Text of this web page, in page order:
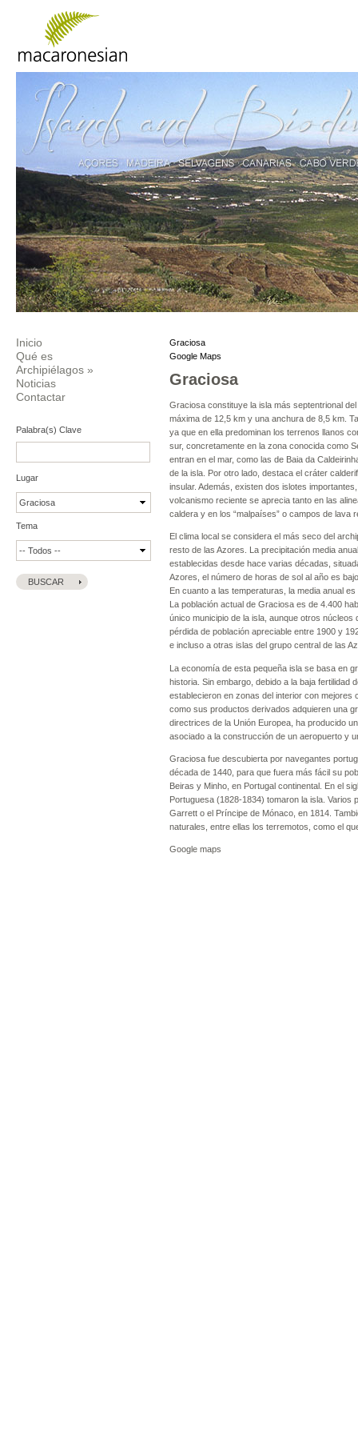
Inicio
Qué es
Archipiélagos »
Noticias
Contactar
Palabra(s) Clave
Lugar
Tema
Graciosa
Google Maps
Graciosa
Graciosa constituye la isla más septentrional
máxima de 12,5 km y una anchura de 8,5 km.
ya que en ella predominan los terrenos llanos
sur, concretamente en la zona conocida como
entran en el mar, como las de Baia da
de la isla. Por otro lado, destaca el cráter
insular. Además, existen dos islotes
volcanismo reciente se aprecia tanto en las
caldera y en los “malpaíses” o campos de
El clima local se considera el más seco del
resto de las Azores. La precipitación media
establecidas desde hace varias décadas,
Azores, el número de horas de sol al año es
En cuanto a las temperaturas, la media anual
La población actual de Graciosa es de 4.400
único municipio de la isla, aunque otros
pérdida de población apreciable entre 1900 y
e incluso a otras islas del grupo central de las
La economía de esta pequeña isla se basa en
historia. Sin embargo, debido a la baja
establecieron en zonas del interior con mejores
como sus productos derivados adquieren una
directrices de la Unión Europea, ha producido
asociado a la construcción de un aeropuerto y
Graciosa fue descubierta por navegantes
década de 1440, para que fuera más fácil su
Beiras y Minho, en Portugal continental. En el
Portuguesa (1828-1834) tomaron la isla. Varios
Garrett o el Príncipe de Mónaco, en 1814.
naturales, entre ellas los terremotos, como el
Google maps